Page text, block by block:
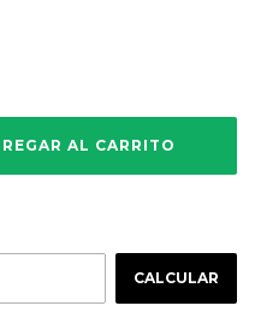
CALCULAR